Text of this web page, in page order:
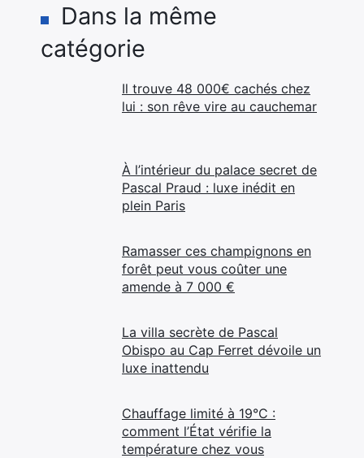
Dans la même
catégorie
Il trouve 48 000€ cachés chez
lui : son rêve vire au cauchemar
À l’intérieur du palace secret de
Pascal Praud : luxe inédit en
plein Paris
Ramasser ces champignons en
forêt peut vous coûter une
amende à 7 000 €
La villa secrète de Pascal
Obispo au Cap Ferret dévoile un
luxe inattendu
Chauffage limité à 19°C :
comment l’État vérifie la
température chez vous